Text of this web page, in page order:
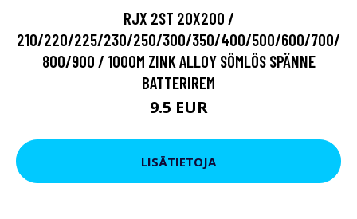
RJX 2ST 20X200 /
210/220/225/230/250/300/350/400/500/600/700/
800/900 / 1000M ZINK ALLOY SÖMLÖS SPÄNNE
BATTERIREM
9.5 EUR
LISÄTIETOJA